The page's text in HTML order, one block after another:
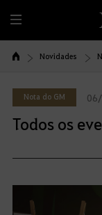
T
u
d
Novidades
Nota do GM
Todos os